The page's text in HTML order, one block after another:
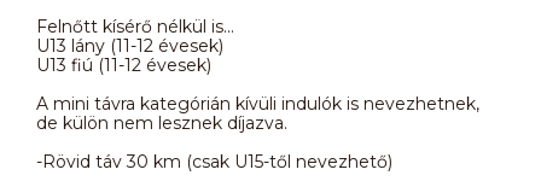
Felnőtt kísérő nélkül is...
U13 lány (11-12 évesek)
U13 fiú (11-12 évesek)
A mini távra kategórián kívüli indulók is nevezhetnek,
de külön nem lesznek díjazva.
-Rövid táv 30 km (csak U15-től nevezhető)